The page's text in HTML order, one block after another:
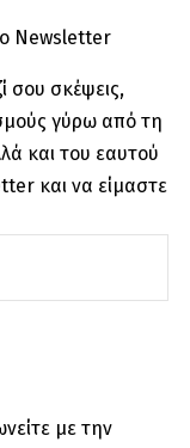
Newsletter
σου σκέψεις,
γύρω από τη
και του εαυτού
και να είμαστε
με την